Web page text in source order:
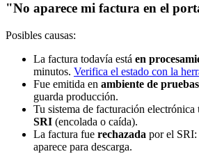
"No aparece mi factura en el
Posibles causas:
La factura todavía está en
minutos. Verifica el estado con la
Fue emitida en ambiente de pruebas
guarda producción.
Tu sistema de facturación electrónica
SRI (encolada o caída).
La factura fue rechazada por el SRI:
aparece para descarga.